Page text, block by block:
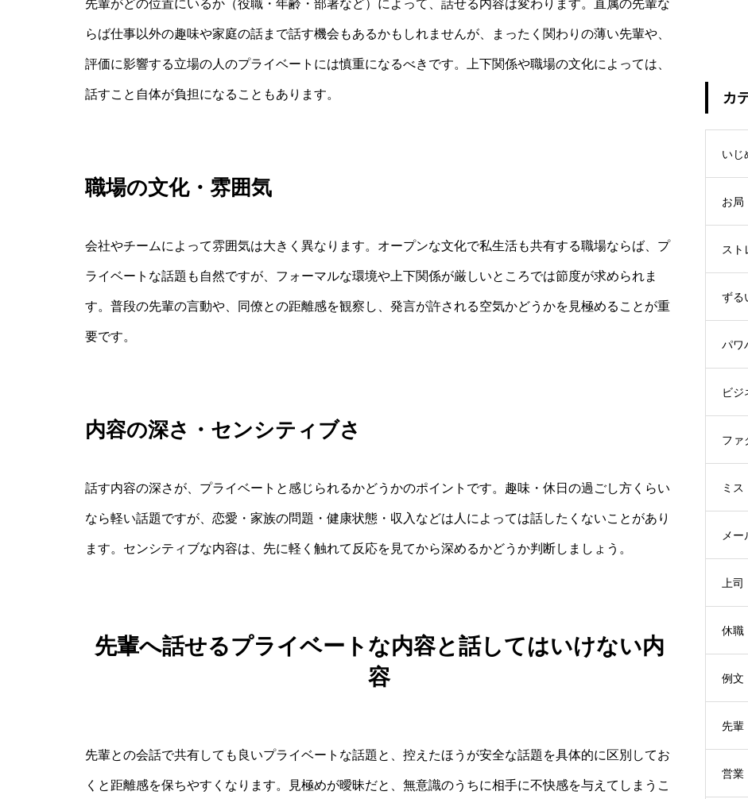
先輩がどの位置にいるか（役職・年齢・部署など）によって、話せる内容は変わります。直属の先輩な
らば仕事以外の趣味や家庭の話まで話す機会もあるかもしれませんが、まったく関わりの薄い先輩や、
評価に影響する立場の人のプライベートには慎重になるべきです。上下関係や職場の文化によっては、
話すこと自体が負担になることもあります。
職場の文化・雰囲気
会社やチームによって雰囲気は大きく異なります。オープンな文化で私生活も共有する職場ならば、プ
ライベートな話題も自然ですが、フォーマルな環境や上下関係が厳しいところでは節度が求められま
す。普段の先輩の言動や、同僚との距離感を観察し、発言が許される空気かどうかを見極めることが重
要です。
内容の深さ・センシティブさ
話す内容の深さが、プライベートと感じられるかどうかのポイントです。趣味・休日の過ごし方くらい
なら軽い話題ですが、恋愛・家族の問題・健康状態・収入などは人によっては話したくないことがあり
ます。センシティブな内容は、先に軽く触れて反応を見てから深めるかどうか判断しましょう。
先輩へ話せるプライベートな内容と話してはいけない内
容
先輩との会話で共有しても良いプライベートな話題と、控えたほうが安全な話題を具体的に区別してお
くと距離感を保ちやすくなります。見極めが曖昧だと、無意識のうちに相手に不快感を与えてしまうこ
カ
いじ
お局
スト
ずる
パワ
ビジ
ファ
ミス
メー
上司
休職
例文
先輩
営業